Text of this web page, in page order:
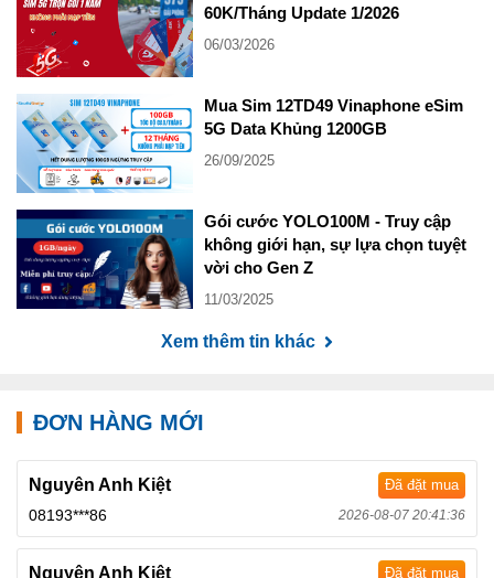
60K/Tháng Update 1/2026
06/03/2026
Mua Sim 12TD49 Vinaphone eSim
5G Data Khủng 1200GB
26/09/2025
Gói cước YOLO100M - Truy cập
không giới hạn, sự lựa chọn tuyệt
vời cho Gen Z
11/03/2025
Xem thêm tin khác
ĐƠN HÀNG MỚI
Nguyên Anh Kiệt Đã đặt mua
08193***86 2026-08-07 20:41:36
Nguyên Anh Kiệt Đã đặt mua